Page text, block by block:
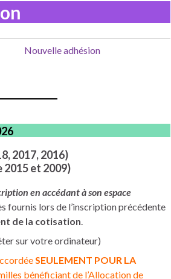
Nouvelle adhésion
2017, 2016)
2015 et 2009)
en accédant à son espace
fournis lors de l’inscription précédente
de la cotisation.
sur votre ordinateur)
SEULEMENT POUR LA
bénéficiant de l’Allocation de